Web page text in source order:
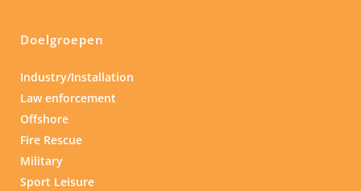
Doelgroepen
Industry/Installation
Law enforcement
Offshore
Fire Rescue
Military
Sport Leisure